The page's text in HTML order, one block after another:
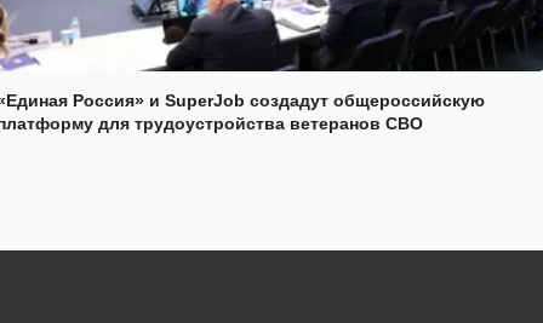
Россия» и SuperJob создадут общероссийскую
для трудоустройства ветеранов СВО